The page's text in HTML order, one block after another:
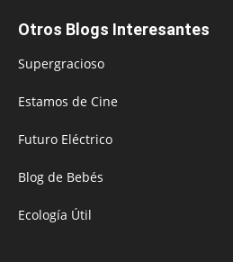
Otros Blogs Interesantes
Supergracioso
Estamos de Cine
Futuro Eléctrico
Blog de Bebés
Ecología Útil